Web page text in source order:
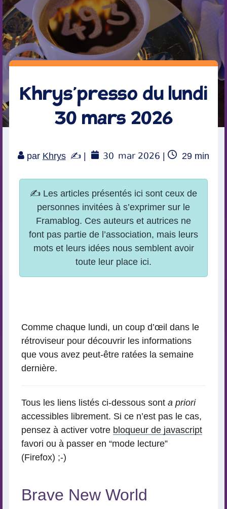
Khrys’presso du lundi
30 mars 2026
par Khrys | 30 mar 2026 |
Temps
lecture
29 min
Comme chaque lundi, un coup d’œil dans le
rétroviseur pour découvrir les informations
que vous avez peut-être ratées la semaine
dernière.
Tous les liens listés ci-dessous sont a priori
accessibles librement. Si ce n’est pas le cas,
pensez à activer votre bloqueur de javascript
favori ou à passer en “mode lecture”
(Firefox) ;-)
Brave New World